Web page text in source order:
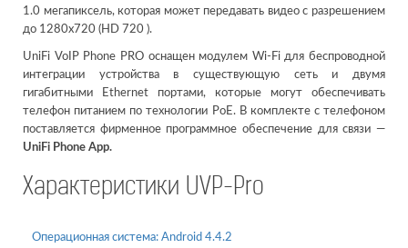
1.0 мегапиксель, которая может передавать видео с разрешением
до 1280x720 (HD 720 ).
UniFi VoIP Phone PRO оснащен модулем Wi-Fi для беспроводной
интеграции устройства в существующую сеть и двумя
гигабитными Ethernet портами, которые могут обеспечивать
телефон питанием по технологии PoE. В комплекте с телефоном
поставляется фирменное программное обеспечение для связи —
UniFi Phone App.
Характеристики UVP-Pro
Операционная система: Android 4.4.2